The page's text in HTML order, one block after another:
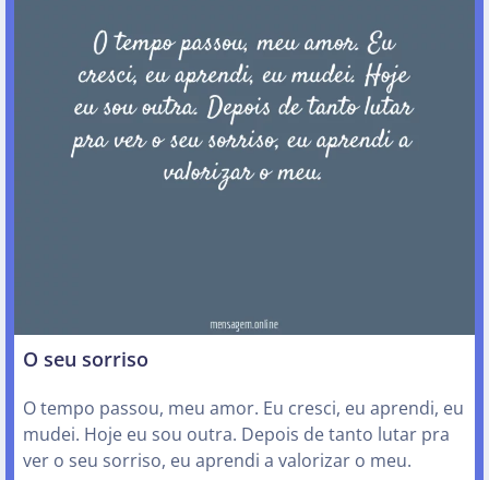
O seu sorriso
O tempo passou, meu amor. Eu cresci, eu aprendi, eu
mudei. Hoje eu sou outra. Depois de tanto lutar pra
ver o seu sorriso, eu aprendi a valorizar o meu.